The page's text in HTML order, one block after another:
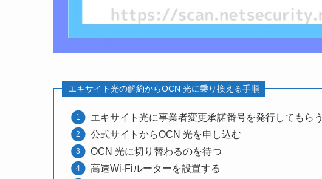
エキサイト光の解約からOCN 光に乗り換える手順
エキサイト光に事業者変更承諾番号を発行してもらう
公式サイトからOCN 光を申し込む
OCN 光に切り替わるのを待つ
高速Wi-Fiルーターを設置する